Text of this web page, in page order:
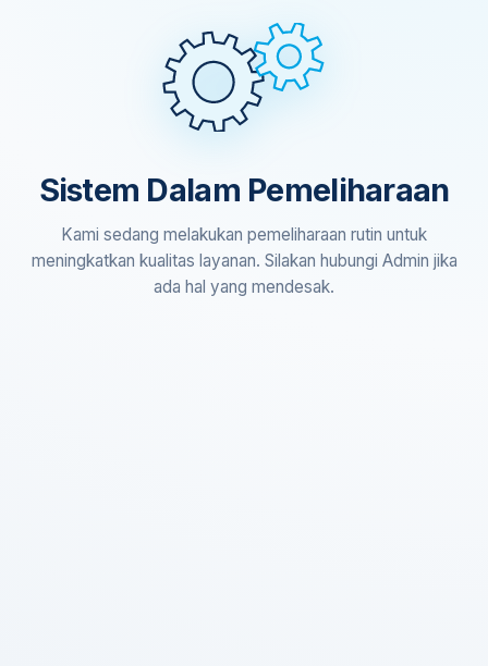
Sistem Dalam Pemeliharaan
Kami sedang melakukan pemeliharaan rutin untuk
meningkatkan kualitas layanan. Silakan hubungi Admin jika
ada hal yang mendesak.